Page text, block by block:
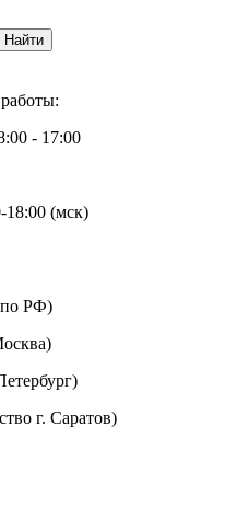
- 17:00
18:00 (мск)
по РФ)
г. Саратов)